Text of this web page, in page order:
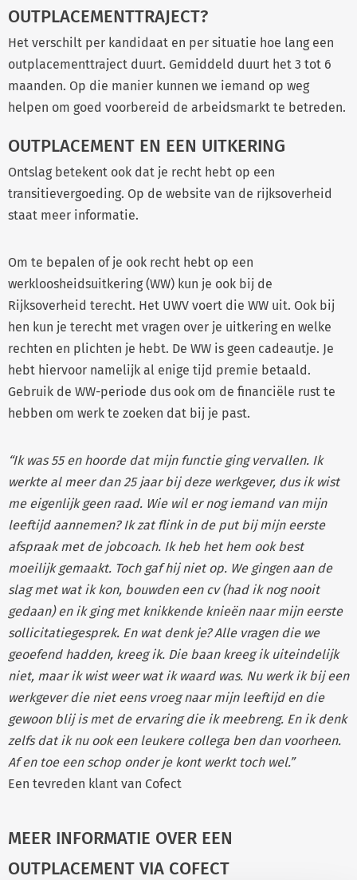
OUTPLACEMENTTRAJECT?
Het verschilt per kandidaat en per situatie hoe lang een
outplacementtraject duurt. Gemiddeld duurt het 3 tot 6
maanden. Op die manier kunnen we iemand op weg
helpen om goed voorbereid de arbeidsmarkt te betreden.
OUTPLACEMENT EN EEN UITKERING
Ontslag betekent ook dat je recht hebt op een
transitievergoeding. Op de website van de rijksoverheid
staat meer informatie.
Om te bepalen of je ook recht hebt op een
werkloosheidsuitkering (WW) kun je ook bij de
Rijksoverheid terecht. Het UWV voert die WW uit. Ook bij
hen kun je terecht met vragen over je uitkering en welke
rechten en plichten je hebt. De WW is geen cadeautje. Je
hebt hiervoor namelijk al enige tijd premie betaald.
Gebruik de WW-periode dus ook om de financiële rust te
hebben om werk te zoeken dat bij je past.
“Ik was 55 en hoorde dat mijn functie ging vervallen. Ik
werkte al meer dan 25 jaar bij deze werkgever, dus ik wist
me eigenlijk geen raad. Wie wil er nog iemand van mijn
leeftijd aannemen? Ik zat flink in de put bij mijn eerste
afspraak met de jobcoach. Ik heb het hem ook best
moeilijk gemaakt. Toch gaf hij niet op. We gingen aan de
slag met wat ik kon, bouwden een cv (had ik nog nooit
gedaan) en ik ging met knikkende knieën naar mijn eerste
sollicitatiegesprek. En wat denk je? Alle vragen die we
geoefend hadden, kreeg ik. Die baan kreeg ik uiteindelijk
niet, maar ik wist weer wat ik waard was. Nu werk ik bij een
werkgever die niet eens vroeg naar mijn leeftijd en die
gewoon blij is met de ervaring die ik meebreng. En ik denk
zelfs dat ik nu ook een leukere collega ben dan voorheen.
Af en toe een schop onder je kont werkt toch wel.”
Een tevreden klant van Cofect
MEER INFORMATIE OVER EEN
OUTPLACEMENT VIA COFECT